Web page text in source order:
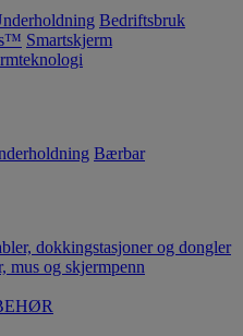
Bedriftsbruk
Smartskjerm
Bærbar
dokkingstasjoner og dongler
mus og skjermpenn